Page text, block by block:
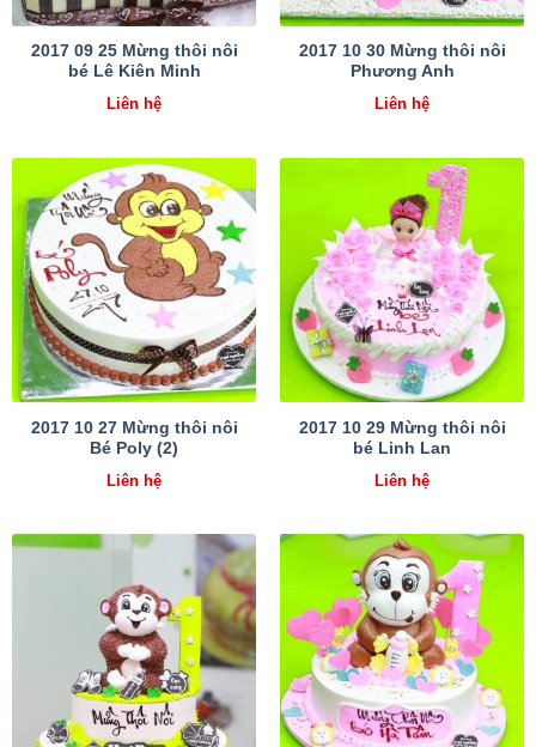
2017 09 25 Mừng thôi nôi
bé Lê Kiên Minh
Liên hệ
2017 10 30 Mừng thôi nôi
Phương Anh
Liên hệ
2017 10 27 Mừng thôi nôi
Bé Poly (2)
Liên hệ
2017 10 29 Mừng thôi nôi
bé Linh Lan
Liên hệ